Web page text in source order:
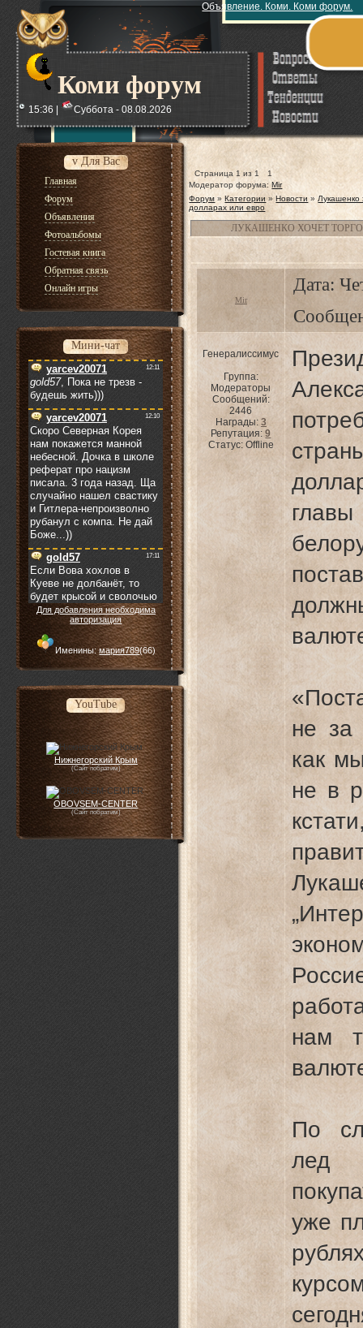
Коми форум
Объявление. Коми. Коми форум.
15:36 | Суббота - 08.08.2026
v Для Вас
Главная
Форум
Объявления
Фотоальбомы
Гостевая книга
Обратная связь
Онлайн игры
Мини-чат
Для добавления необходима
авторизация
Именины:мария789(66)
YouTube
Нижнегорский Крым
(Сайт побратим)
OBOVSEM-CENTER
(Сайт побратим)
Страница 1 из1
1
Модератор форума:Mir
Форум » Категории » Новости » Лукашенко
долларах или евро
ЛУКАШЕНКО ХОЧЕТ
Mir
Дата:
Генералиссимус
Группа:
Модераторы
Сообщений:
2446
Награды: 3
Репутация:9
Статус: Offline
не за
как
не в
нам
По
лед
уже